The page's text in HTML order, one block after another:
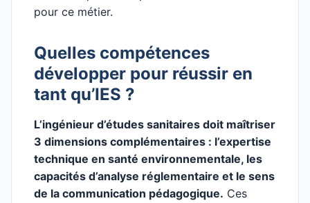
pour ce métier.
Quelles compétences
développer pour réussir en
tant qu’IES ?
L’ingénieur d’études sanitaires doit maîtriser
3 dimensions complémentaires : l’expertise
technique en santé environnementale, les
capacités d’analyse réglementaire et le sens
de la communication pédagogique. Ces